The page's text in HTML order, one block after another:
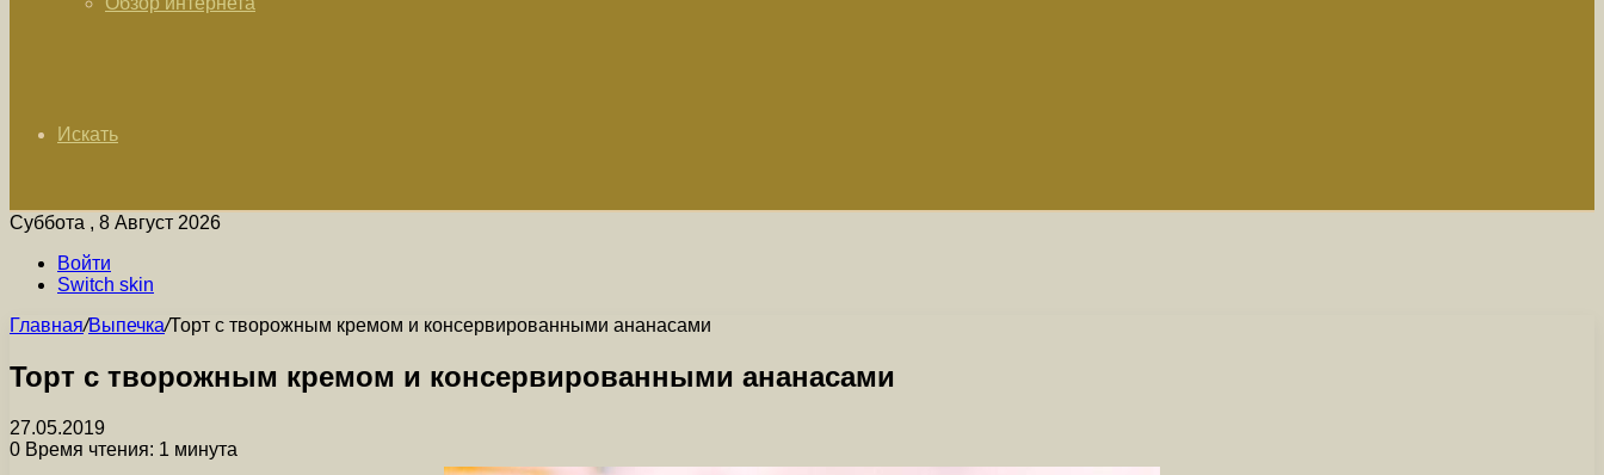
Искать
Суббота , 8 Август 2026
Войти
Switch skin
Главная/Выпечка/Торт с творожным кремом и консервированными ананасами
Торт с творожным кремом и консервированными ананасами
27.05.2019
0 Время чтения: 1 минута